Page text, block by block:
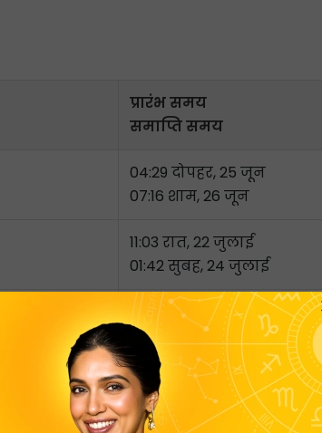
प्रारंभ समय
समाप्ति समय
04:29 दोपहर, 25 जून
07:16 शाम, 26 जून
11:03 रात, 22 जुलाई
01:42 सुबह, 24 जुलाई
06:46 सुबह, 19 अगस्त
09:08 सुबह, 20 अगस्त
03:21 दोपहर, 15 सितंबर
05:22 दोपहर, 16 सितंबर